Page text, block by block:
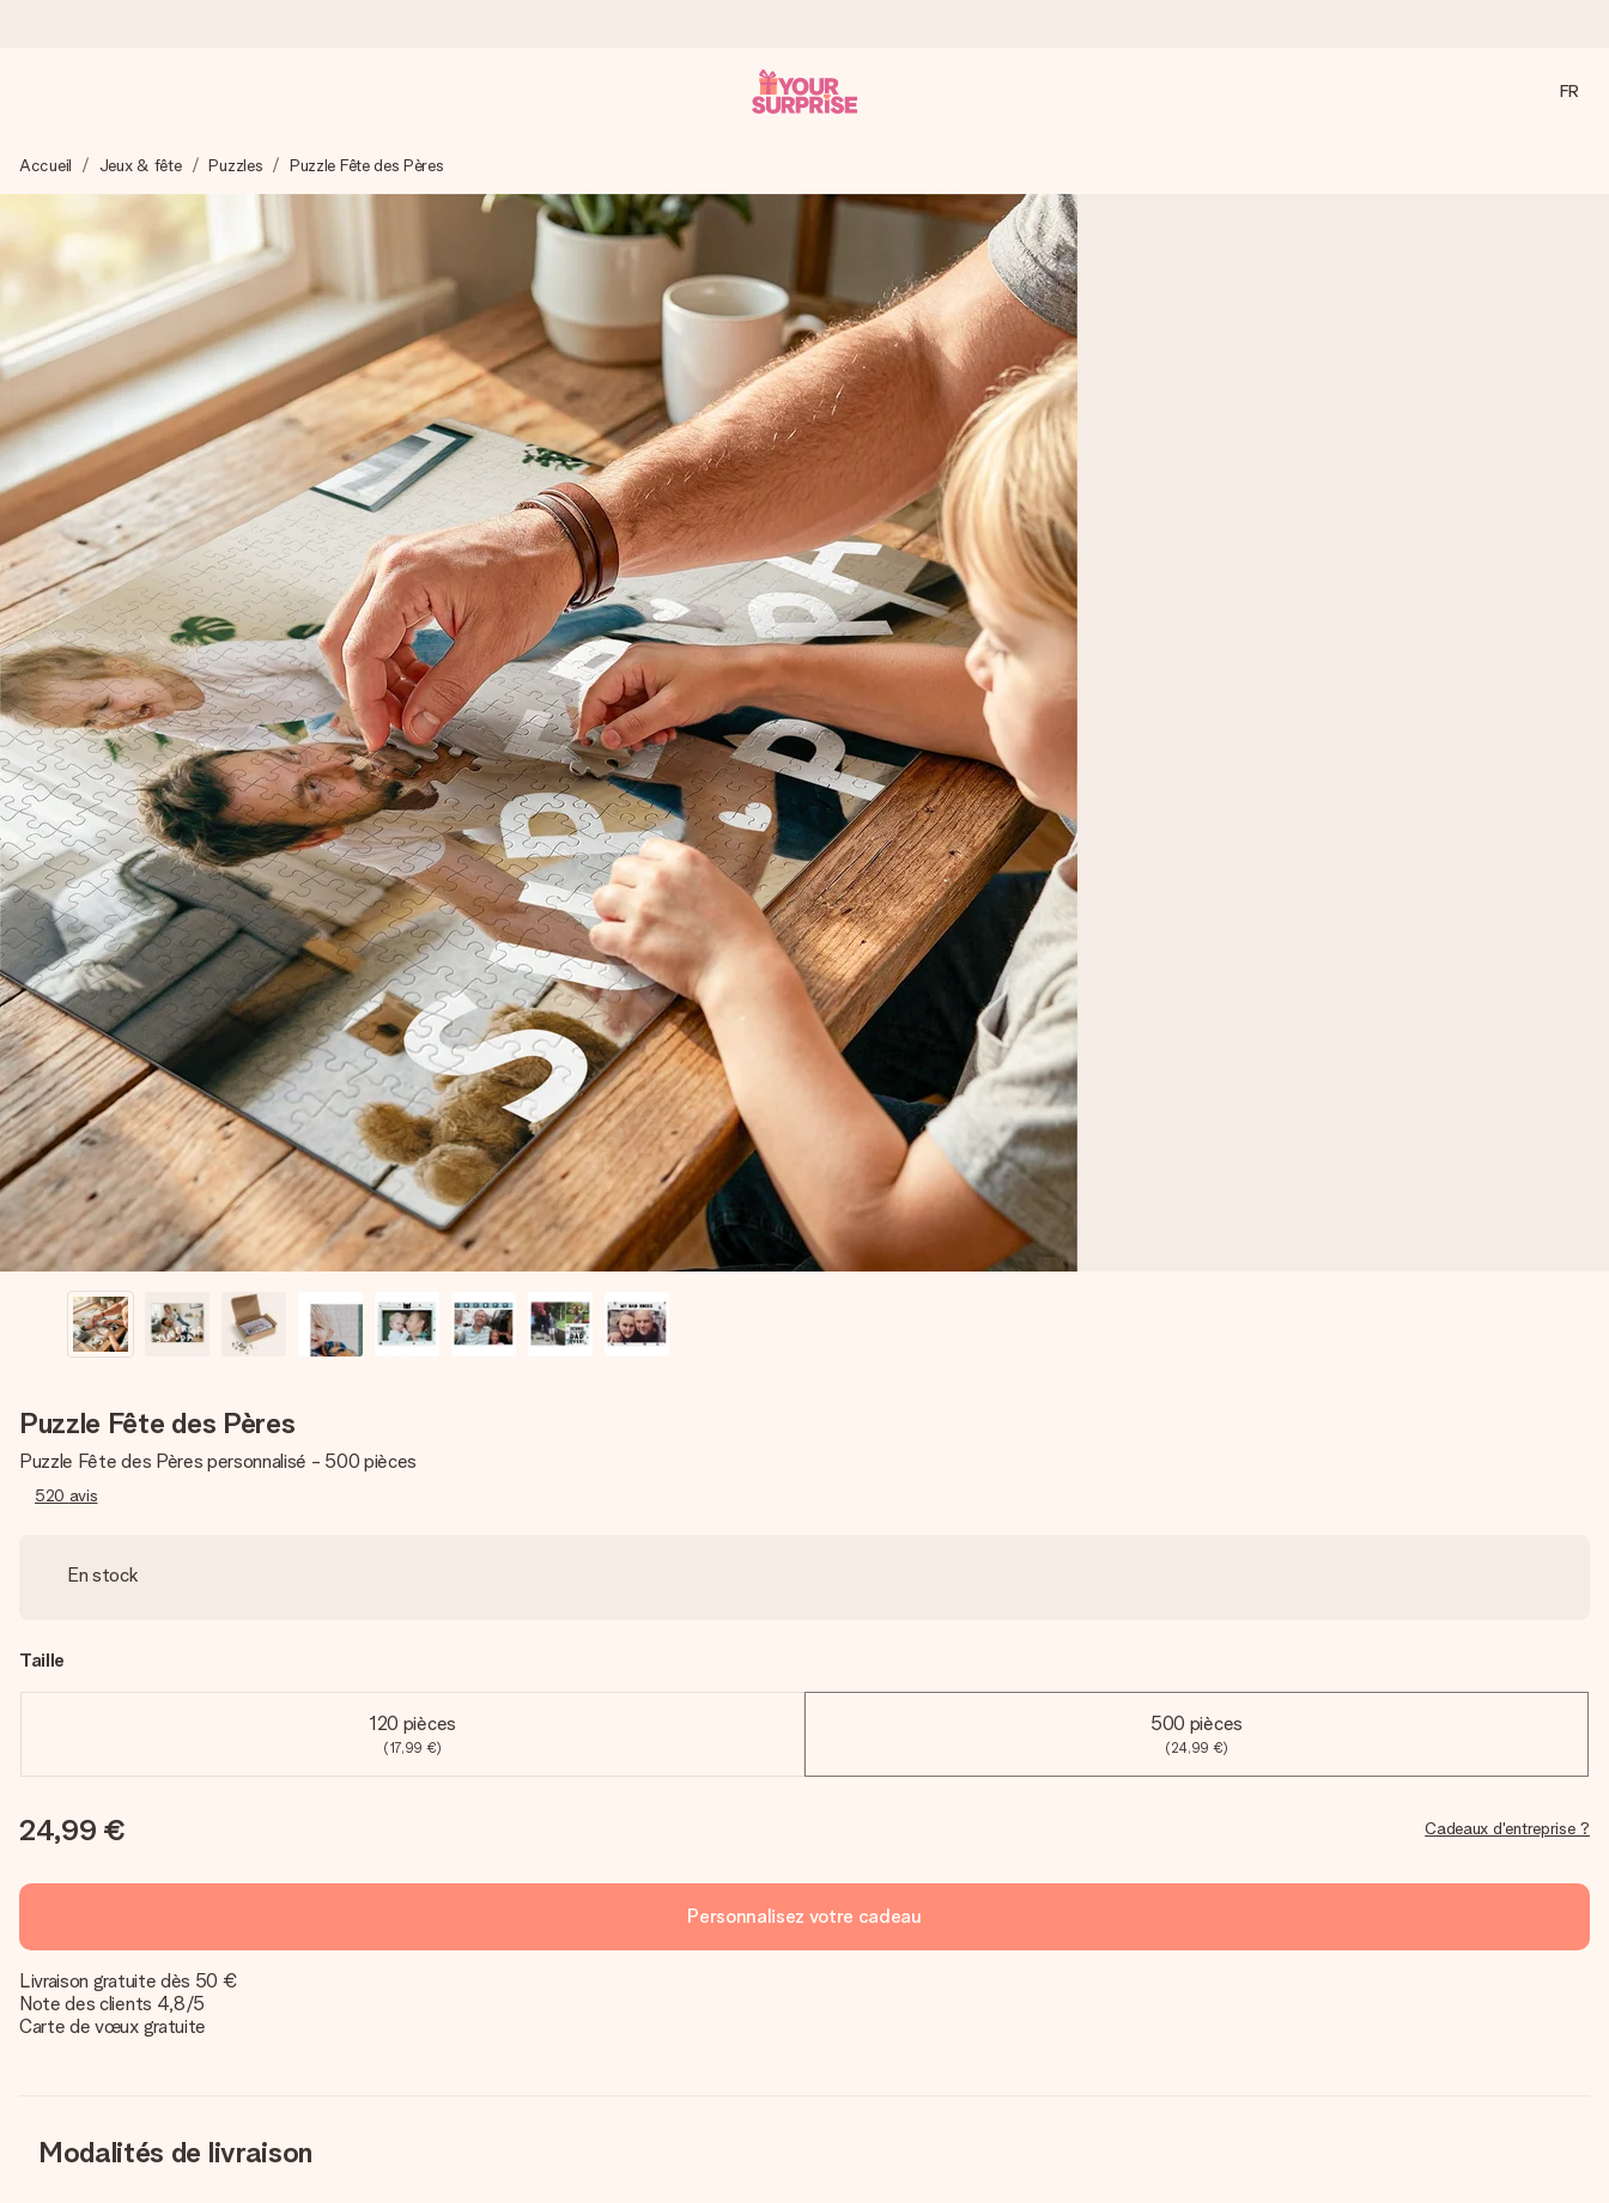
Nous préparons votre cadeau avec attention et l’envoyons en un éclair – pour que vous puissiez l’offrir au bon moment, quand cela compte le plus.
4,9 (sur la base de +15 000 avis)
Nos cadeaux sont appréciés. Les clients nous attribuent une note de 4,9 sur Google Reviews (total de tous les pays où nous sommes présents).
Carte de vœux gratuite
Créez quelque chose d’unique en quelques étapes – avec son prénom, votre photo ou un message qui touche le cœur. Sans complications, juste tout l’amour pour le moment idéal.
FR
Accueil Jeux & fête Puzzles Puzzle Fête des Pères
Puzzle Fête des Pères
Puzzle Fête des Pères personnalisé - 500 pièces
520 avis
En stock
Taille
120 pièces
(17,99 €)
500 pièces
(24,99 €)
24,99 € Cadeaux d'entreprise ?
Personnalisez votre cadeau
Livraison gratuite dès 50 €
Note des clients 4,8/5
Carte de vœux gratuite
Modalités de livraison